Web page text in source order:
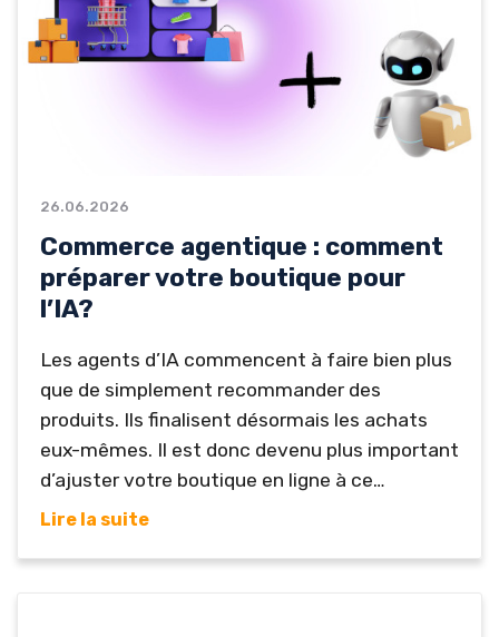
26.06.2026
Commerce agentique : comment
préparer votre boutique pour
l’IA?
Les agents d’IA commencent à faire bien plus
que de simplement recommander des
produits. Ils finalisent désormais les achats
eux-mêmes. Il est donc devenu plus important
d’ajuster votre boutique en ligne à ce
commerce agentique, pour profiter des
commerce agentique est un modèle dans
Lire la suite